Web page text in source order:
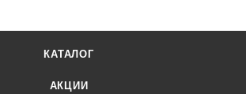
КАТАЛОГ
АКЦИИ